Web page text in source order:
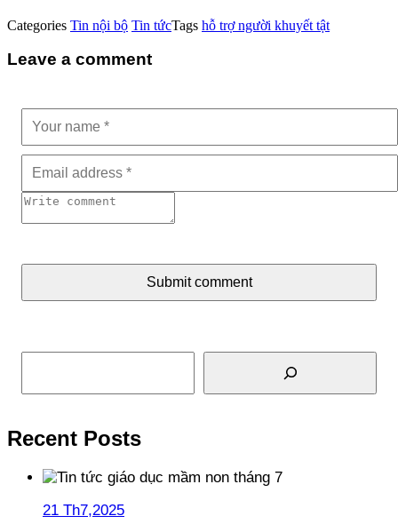
Categories Tin nội bộ Tin tứcTags hỗ trợ người khuyết tật
Leave a comment
Submit comment
Tìm kiếm
Recent Posts
21 Th7,2025